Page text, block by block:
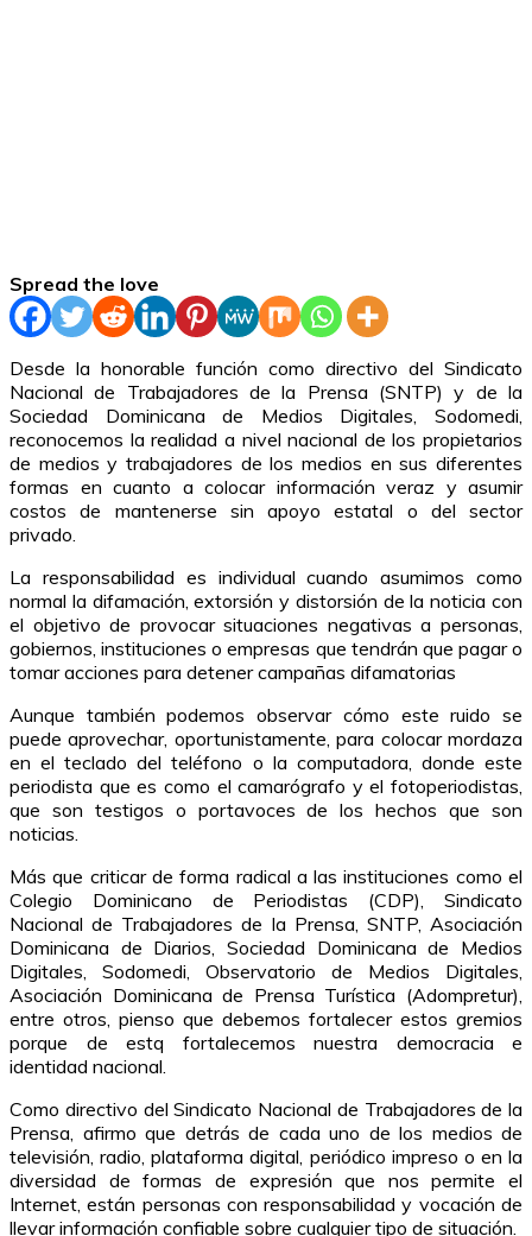
Spread the love
Desde la honorable función como directivo del Sindicato
Nacional de Trabajadores de la Prensa (SNTP) y de la
Sociedad Dominicana de Medios Digitales, Sodomedi,
reconocemos la realidad a nivel nacional de los propietarios
de medios y trabajadores de los medios en sus diferentes
formas en cuanto a colocar información veraz y asumir
costos de mantenerse sin apoyo estatal o del sector
privado.
La responsabilidad es individual cuando asumimos como
normal la difamación, extorsión y distorsión de la noticia con
el objetivo de provocar situaciones negativas a personas,
gobiernos, instituciones o empresas que tendrán que pagar o
tomar acciones para detener campañas difamatorias
Aunque también podemos observar cómo este ruido se
puede aprovechar, oportunistamente, para colocar mordaza
en el teclado del teléfono o la computadora, donde este
periodista que es como el camarógrafo y el fotoperiodistas,
que son testigos o portavoces de los hechos que son
noticias.
Más que criticar de forma radical a las instituciones como el
Colegio Dominicano de Periodistas (CDP), Sindicato
Nacional de Trabajadores de la Prensa, SNTP, Asociación
Dominicana de Diarios, Sociedad Dominicana de Medios
Digitales, Sodomedi, Observatorio de Medios Digitales,
Asociación Dominicana de Prensa Turística (Adompretur),
entre otros, pienso que debemos fortalecer estos gremios
porque de estq fortalecemos nuestra democracia e
identidad nacional.
Como directivo del Sindicato Nacional de Trabajadores de la
Prensa, afirmo que detrás de cada uno de los medios de
televisión, radio, plataforma digital, periódico impreso o en la
diversidad de formas de expresión que nos permite el
Internet, están personas con responsabilidad y vocación de
llevar información confiable sobre cualquier tipo de situación.